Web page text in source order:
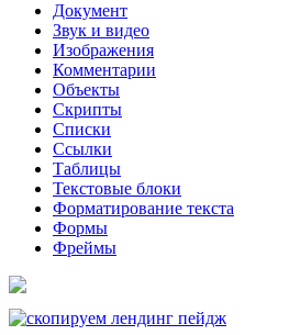
Документ
Звук и видео
Изображения
Комментарии
Объекты
Скрипты
Списки
Ссылки
Таблицы
Текстовые блоки
Форматирование текста
Формы
Фреймы